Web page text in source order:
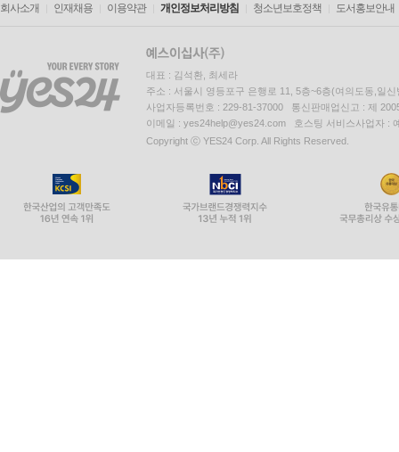
회사소개 인재채용 이용약관 개인정보처리방침 청소년보호정책 도서홍보안내
대표 : 김석환, 최세라
주소 : 서울시 영등포구 은행로 11, 5층~6층(여의도동,일신
사업자등록번호 : 229-81-37000 통신판매업신고 : 제
이메일 : yes24help@yes24.com 호스팅 서비스사업자 :
Copyright ⓒ YES24 Corp. All Rights Reserved.